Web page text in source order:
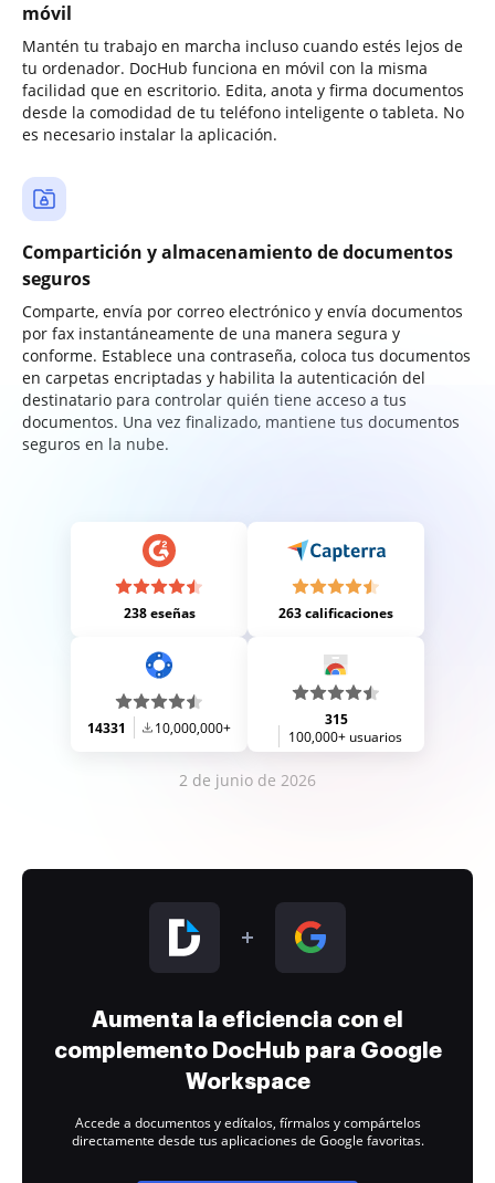
móvil
Mantén tu trabajo en marcha incluso cuando estés lejos de
tu ordenador. DocHub funciona en móvil con la misma
facilidad que en escritorio. Edita, anota y firma documentos
desde la comodidad de tu teléfono inteligente o tableta. No
es necesario instalar la aplicación.
Compartición y almacenamiento de documentos
seguros
Comparte, envía por correo electrónico y envía documentos
por fax instantáneamente de una manera segura y
conforme. Establece una contraseña, coloca tus documentos
en carpetas encriptadas y habilita la autenticación del
destinatario para controlar quién tiene acceso a tus
documentos. Una vez finalizado, mantiene tus documentos
seguros en la nube.
238 eseñas 263 calificaciones
14331 10,000,000+
315
100,000+ usuarios
2 de junio de 2026
Aumenta la eficiencia con el
complemento DocHub para Google
Workspace
Accede a documentos y edítalos, fírmalos y compártelos
directamente desde tus aplicaciones de Google favoritas.